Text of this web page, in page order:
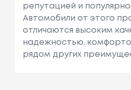
репутацией и
Автомобили от этого
отличаются высоким
надежностью,
рядом других